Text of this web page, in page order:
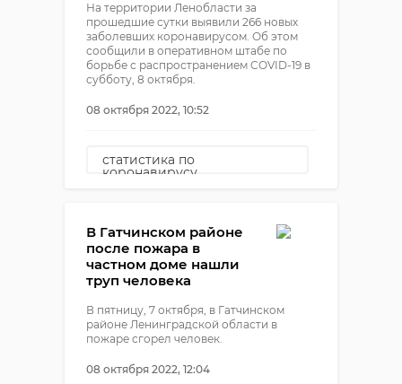
На территории Ленобласти за
прошедшие сутки выявили 266 новых
заболевших коронавирусом. Об этом
сообщили в оперативном штабе по
борьбе с распространением COVID-19 в
субботу, 8 октября.
08 октября 2022, 10:52
статистика по
коронавирусу
В Гатчинском районе
после пожара в
частном доме нашли
труп человека
В пятницу, 7 октября, в Гатчинском
районе Ленинградской области в
пожаре сгорел человек.
08 октября 2022, 12:04